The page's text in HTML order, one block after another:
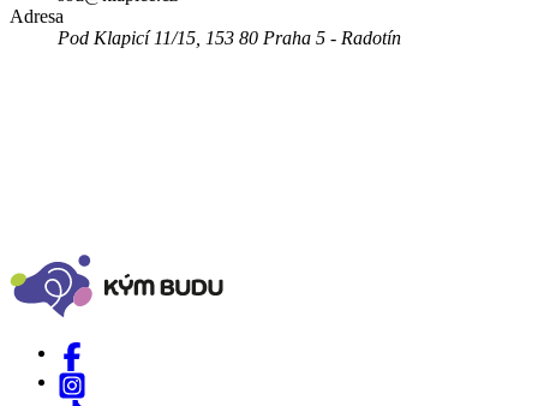
Adresa
Pod Klapicí 11/15, 153 80 Praha 5 - Radotín